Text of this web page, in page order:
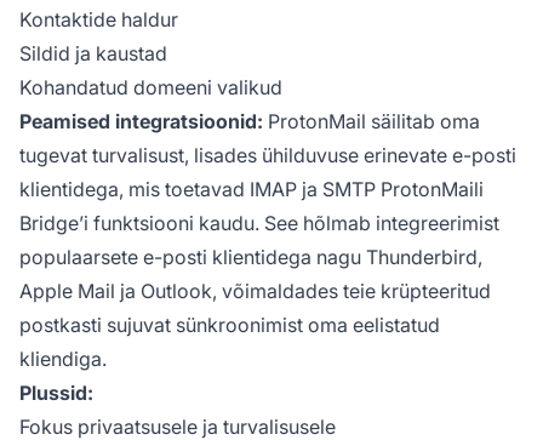
Kontaktide haldur
Sildid ja kaustad
Kohandatud domeeni valikud
Peamised integratsioonid: ProtonMail säilitab oma
tugevat turvalisust, lisades ühilduvuse erinevate e-posti
klientidega, mis toetavad IMAP ja SMTP ProtonMaili
Bridge’i funktsiooni kaudu. See hõlmab integreerimist
populaarsete e-posti klientidega nagu Thunderbird,
Apple Mail ja Outlook, võimaldades teie krüpteeritud
postkasti sujuvat sünkroonimist oma eelistatud
kliendiga.
Plussid:
Fokus privaatsusele ja turvalisusele